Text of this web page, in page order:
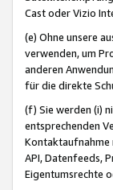
Cast oder Vizio
(e) Ohne unsere
verwenden, um
anderen
für die direkte
(f) Sie werden (i)
entsprechenden
Kontaktaufnahme
API, Datenfeeds,
Eigentumsrechte